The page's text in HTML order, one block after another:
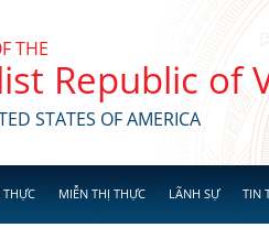
THE
Republic of
STATES OF AMERICA
THỰC MIỄN THỊ THỰC LÃNH SỰ TIN